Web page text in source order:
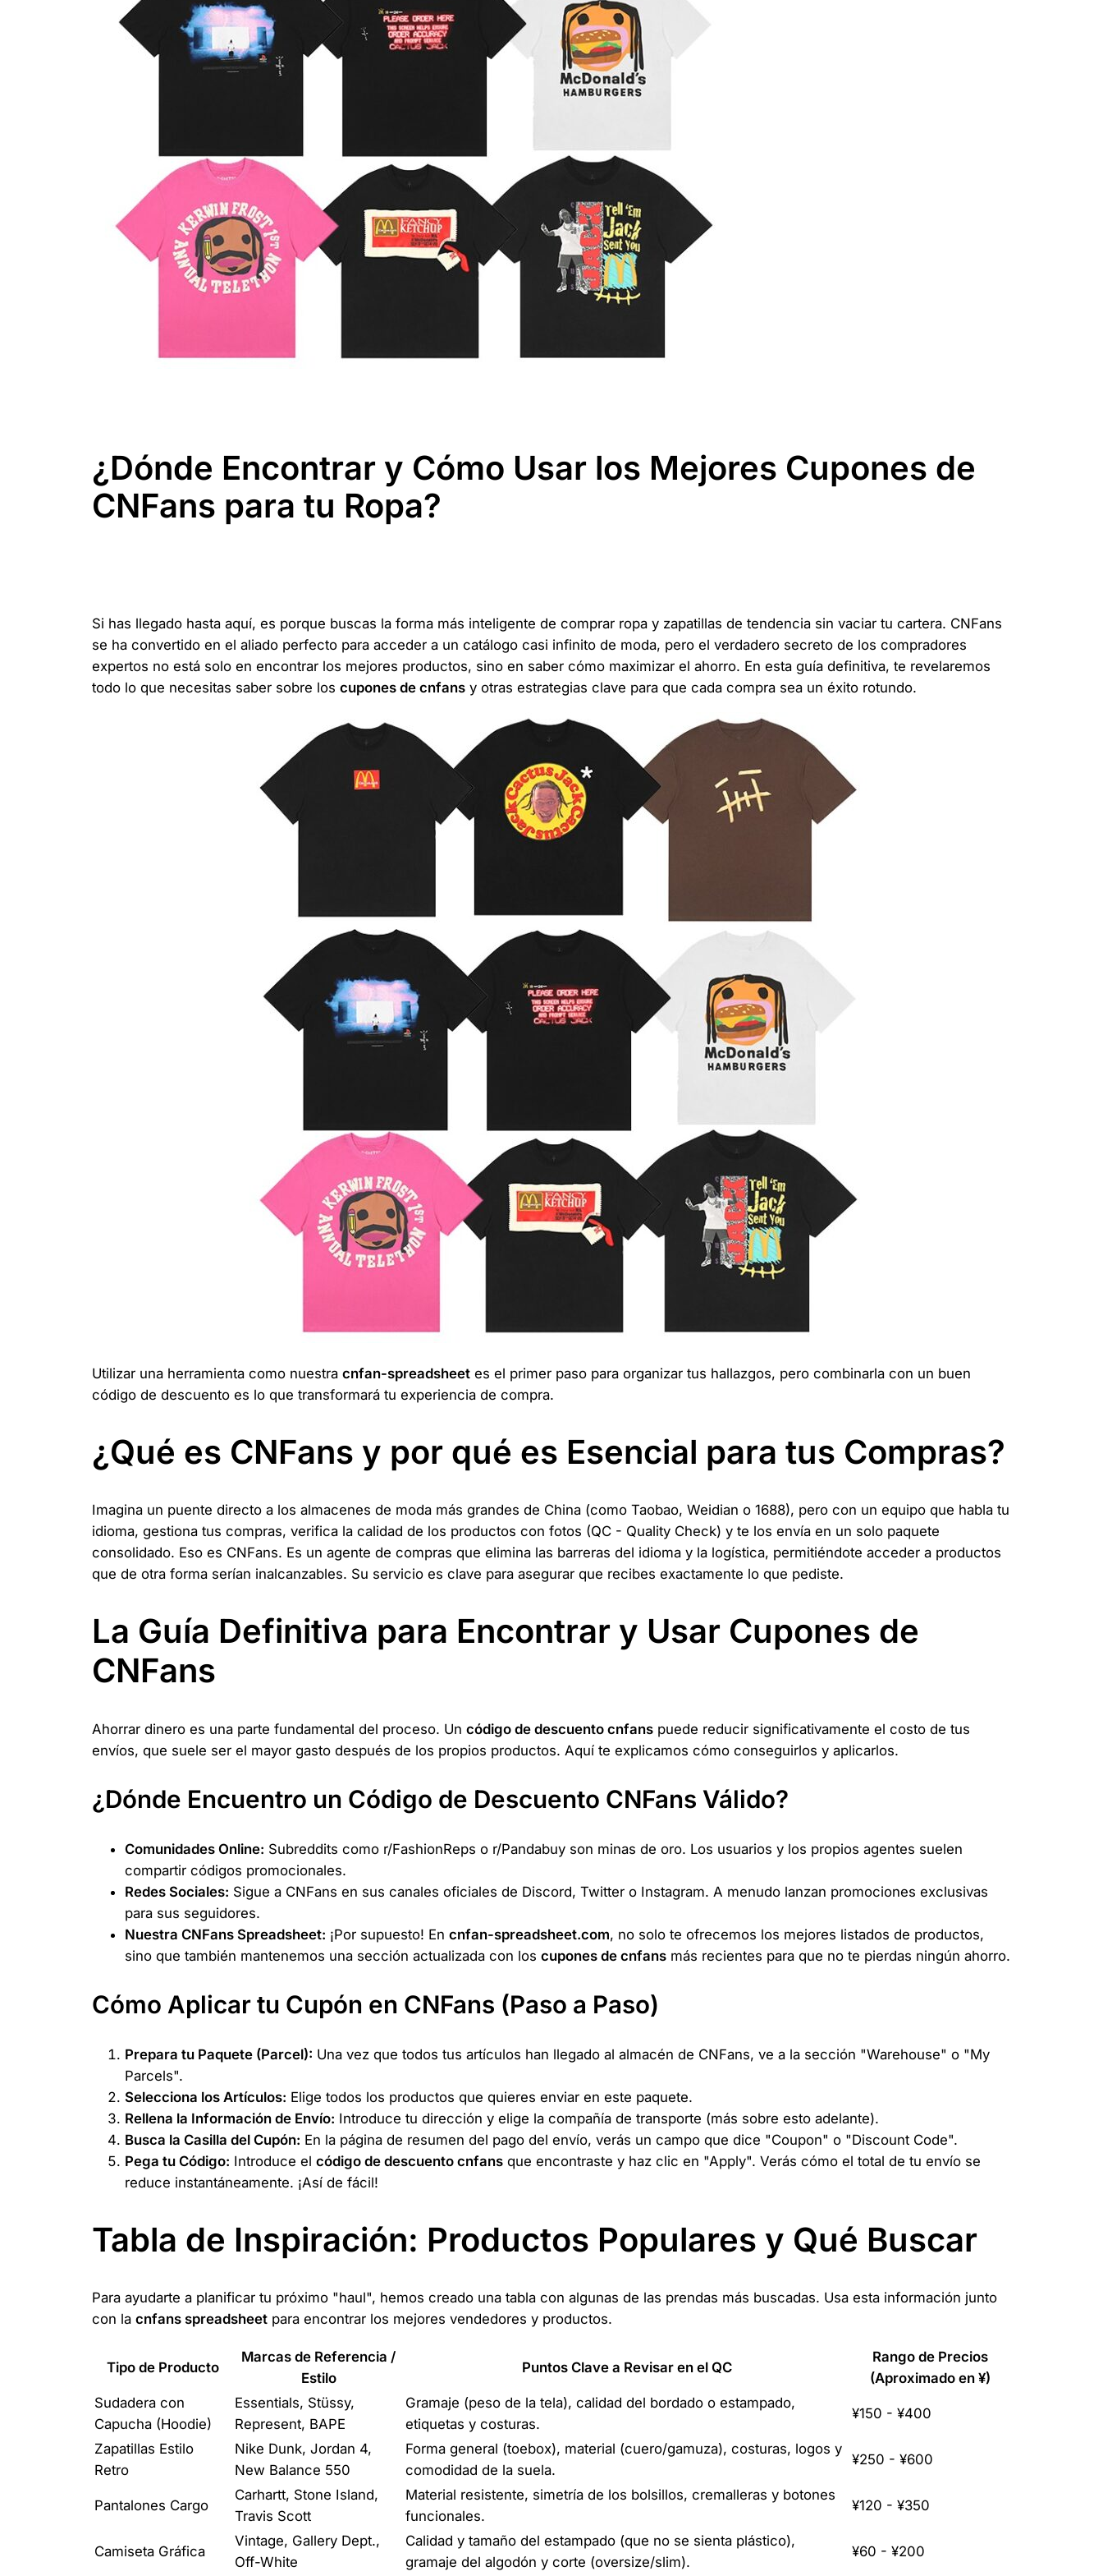
¿Dónde Encontrar y Cómo Usar los Mejores Cupones de
CNFans para tu Ropa?
Si has llegado hasta aquí, es porque buscas la forma más inteligente de comprar ropa y zapatillas de tendencia sin vaciar tu cartera. CNFans
se ha convertido en el aliado perfecto para acceder a un catálogo casi infinito de moda, pero el verdadero secreto de los compradores
expertos no está solo en encontrar los mejores productos, sino en saber cómo maximizar el ahorro. En esta guía definitiva, te revelaremos
todo lo que necesitas saber sobre los cupones de cnfans y otras estrategias clave para que cada compra sea un éxito rotundo.
Utilizar una herramienta como nuestra cnfan-spreadsheet es el primer paso para organizar tus hallazgos, pero combinarla con un buen
código de descuento es lo que transformará tu experiencia de compra.
¿Qué es CNFans y por qué es Esencial para tus Compras?
Imagina un puente directo a los almacenes de moda más grandes de China (como Taobao, Weidian o 1688), pero con un equipo que habla tu
idioma, gestiona tus compras, verifica la calidad de los productos con fotos (QC - Quality Check) y te los envía en un solo paquete
consolidado. Eso es CNFans. Es un agente de compras que elimina las barreras del idioma y la logística, permitiéndote acceder a productos
que de otra forma serían inalcanzables. Su servicio es clave para asegurar que recibes exactamente lo que pediste.
La Guía Definitiva para Encontrar y Usar Cupones de
CNFans
Ahorrar dinero es una parte fundamental del proceso. Un código de descuento cnfans puede reducir significativamente el costo de tus
envíos, que suele ser el mayor gasto después de los propios productos. Aquí te explicamos cómo conseguirlos y aplicarlos.
¿Dónde Encuentro un Código de Descuento CNFans Válido?
Comunidades Online: Subreddits como r/FashionReps o r/Pandabuy son minas de oro. Los usuarios y los propios agentes suelen
compartir códigos promocionales.
Redes Sociales: Sigue a CNFans en sus canales oficiales de Discord, Twitter o Instagram. A menudo lanzan promociones exclusivas
para sus seguidores.
Nuestra CNFans Spreadsheet: ¡Por supuesto! En cnfan-spreadsheet.com, no solo te ofrecemos los mejores listados de productos,
sino que también mantenemos una sección actualizada con los cupones de cnfans más recientes para que no te pierdas ningún ahorro.
Cómo Aplicar tu Cupón en CNFans (Paso a Paso)
Prepara tu Paquete (Parcel): Una vez que todos tus artículos han llegado al almacén de CNFans, ve a la sección "Warehouse" o "My
Parcels".
Selecciona los Artículos: Elige todos los productos que quieres enviar en este paquete.
Rellena la Información de Envío: Introduce tu dirección y elige la compañía de transporte (más sobre esto adelante).
Busca la Casilla del Cupón: En la página de resumen del pago del envío, verás un campo que dice "Coupon" o "Discount Code".
Pega tu Código: Introduce el código de descuento cnfans que encontraste y haz clic en "Apply". Verás cómo el total de tu envío se
reduce instantáneamente. ¡Así de fácil!
Tabla de Inspiración: Productos Populares y Qué Buscar
Para ayudarte a planificar tu próximo "haul", hemos creado una tabla con algunas de las prendas más buscadas. Usa esta información junto
con la cnfans spreadsheet para encontrar los mejores vendedores y productos.
Tipo de Producto
Marcas de Referencia /
Estilo
Puntos Clave a Revisar en el QC
Rango de Precios
(Aproximado en ¥)
Sudadera con
Capucha (Hoodie)
Essentials, Stüssy,
Represent, BAPE
Gramaje (peso de la tela), calidad del bordado o estampado,
etiquetas y costuras.
¥150 - ¥400
Zapatillas Estilo
Retro
Nike Dunk, Jordan 4,
New Balance 550
Forma general (toebox), material (cuero/gamuza), costuras, logos y
comodidad de la suela.
¥250 - ¥600
Pantalones Cargo
Carhartt, Stone Island,
Travis Scott
Material resistente, simetría de los bolsillos, cremalleras y botones
funcionales.
¥120 - ¥350
Camiseta Gráfica
Vintage, Gallery Dept.,
Off-White
Calidad y tamaño del estampado (que no se sienta plástico),
gramaje del algodón y corte (oversize/slim).
¥60 - ¥200